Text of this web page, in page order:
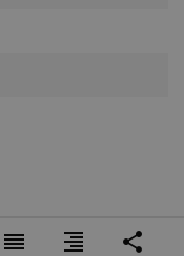
reorder format_align_right share